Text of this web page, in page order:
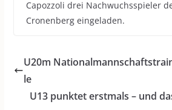
Capozzoli drei Nachwuchsspieler
Cronenberg eingeladen.
U20m
le
U13 punktet erstmals – und